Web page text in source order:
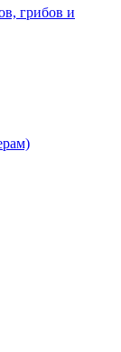
грибов и